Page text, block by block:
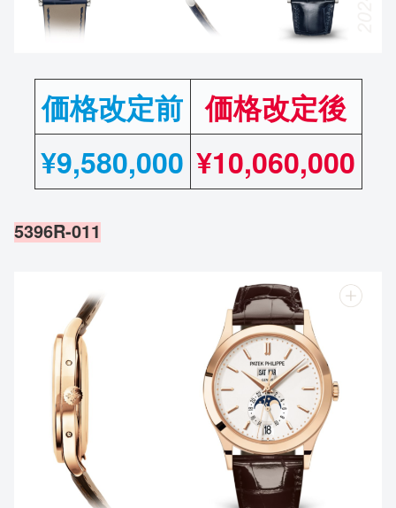
価格改定前 価格改定後
¥9,580,000 ¥10,060,000
5396R-011